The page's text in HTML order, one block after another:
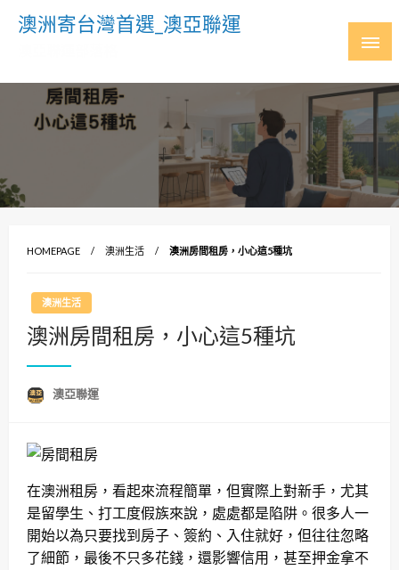
澳洲寄台灣首選_澳亞聯運
HOMEPAGE 澳洲生活 澳洲房間租房，小心這5種坑
澳洲生活
澳洲房間租房，小心這5種坑
澳亞聯運
在澳洲租房，看起來流程簡單，但實際上對新手，尤其
是留學生、打工度假族來說，處處都是陷阱。很多人一
開始以為只要找到房子、簽約、入住就好，但往往忽略
了細節，最後不只多花錢，還影響信用，甚至押金拿不